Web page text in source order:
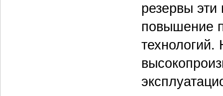
резервы
повышение